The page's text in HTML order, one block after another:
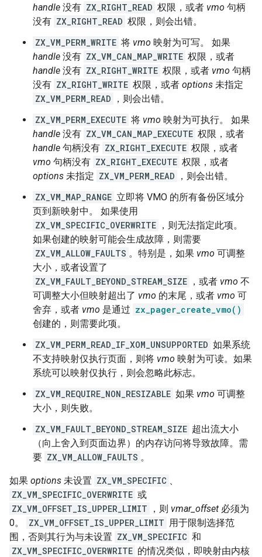
handle 没有 ZX_RIGHT_READ 权限，或者 vmo 句柄
没有 ZX_RIGHT_READ 权限，则会出错。
ZX_VM_PERM_WRITE 将 vmo 映射为可写。 如果
handle 没有 ZX_VM_CAN_MAP_WRITE 权限，或者
handle 没有 ZX_RIGHT_WRITE 权限，或者 vmo 句柄
没有 ZX_RIGHT_WRITE 权限，或者 options 未指定
ZX_VM_PERM_READ
，则会出错。
ZX_VM_PERM_EXECUTE 将 vmo 映射为可执行。 如果
handle 没有 ZX_VM_CAN_MAP_EXECUTE 权限，或者
handle 句柄没有 ZX_RIGHT_EXECUTE 权限，或者
vmo 句柄没有 ZX_RIGHT_EXECUTE 权限，或者
options 未指定 ZX_VM_PERM_READ
，则会出错。
ZX_VM_MAP_RANGE 立即将 VMO 的所有备份区域分
页到新映射中。 如果使用
ZX_VM_SPECIFIC_OVERWRITE ，则无法指定此项。
如果创建的映射可能会生成故障，则需要
ZX_VM_ALLOW_FAULTS 。特别是，如果 vmo 可调整
大小，或者设置了
ZX_VM_FAULT_BEYOND_STREAM_SIZE ，或者 vmo 不
可调整大小但映射超出了 vmo 的末尾，或者 vmo 可
舍弃，或者 vmo 是通过 zx_pager_create_vmo()
创建的，则需要此项。
ZX_VM_PERM_READ_IF_XOM_UNSUPPORTED 如果系统
不支持映射仅执行页面，则将 vmo 映射为可读。如果
系统可以映射仅执行，则会忽略此标志。
ZX_VM_REQUIRE_NON_RESIZABLE 如果 vmo 可调整
大小，则失败。
ZX_VM_FAULT_BEYOND_STREAM_SIZE 超出流大小
（向上舍入到页面边界）的内存访问将导致故障。需
要 ZX_VM_ALLOW_FAULTS 。
如果 options 未设置 ZX_VM_SPECIFIC 、
ZX_VM_SPECIFIC_OVERWRITE 或
ZX_VM_OFFSET_IS_UPPER_LIMIT
，则 vmar_offset 必须为
0。
ZX_VM_OFFSET_IS_UPPER_LIMIT 用于限制选择范
围，否则其行为与未设置 ZX_VM_SPECIFIC 和
ZX_VM_SPECIFIC_OVERWRITE 的情况类似，即映射由内核